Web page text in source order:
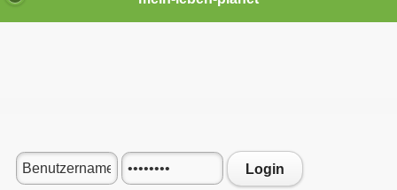
Login